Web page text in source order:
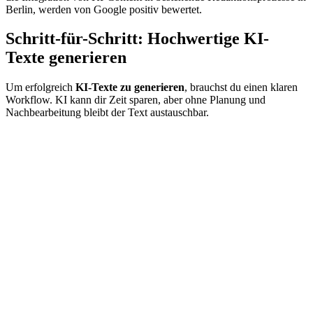
Berlin, werden von Google positiv bewertet.
Schritt-für-Schritt: Hochwertige KI-
Texte generieren
Um erfolgreich KI-Texte zu generieren, brauchst du einen klaren
Workflow. KI kann dir Zeit sparen, aber ohne Planung und
Nachbearbeitung bleibt der Text austauschbar.